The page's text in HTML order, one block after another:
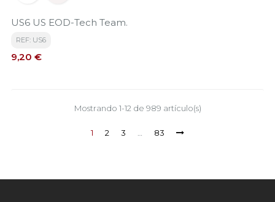
US6 US EOD-Tech Team.
REF: US6
Precio
9,20 €
Mostrando 1-12 de 989 artículo(s)
1 2 3 83